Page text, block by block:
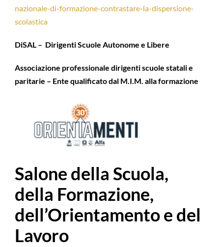
nazionale-di-formazione-contrastare-la-dispersione-
scolastica
DiSAL – Dirigenti Scuole Autonome e Libere
Associazione professionale dirigenti scuole statali e
paritarie – Ente qualificato dal M.I.M. alla formazione
Salone della Scuola,
della Formazione,
dell’Orientamento e del
Lavoro